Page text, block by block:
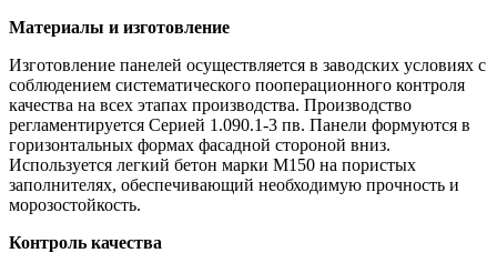
Материалы и изготовление
Изготовление панелей осуществляется в заводских условиях с
соблюдением систематического пооперационного контроля
качества на всех этапах производства. Производство
регламентируется Серией 1.090.1-3 пв. Панели формуются в
горизонтальных формах фасадной стороной вниз.
Используется легкий бетон марки М150 на пористых
заполнителях, обеспечивающий необходимую прочность и
морозостойкость.
Контроль качества